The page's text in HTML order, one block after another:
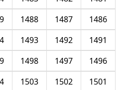
1486
1487
1488
1491
1492
1493
1496
1497
1498
1501
1502
1503